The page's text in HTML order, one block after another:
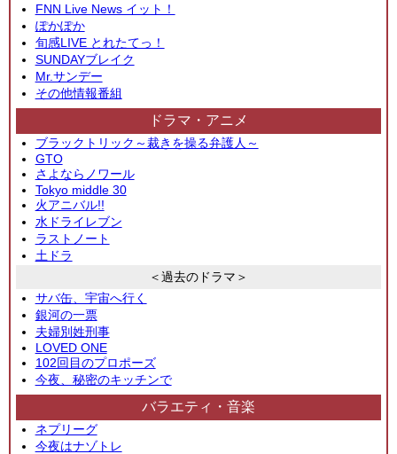
FNN Live News イット！
ぽかぽか
旬感LIVE とれたてっ！
SUNDAYブレイク
Mr.サンデー
その他情報番組
ドラマ・アニメ
ブラックトリック～裁きを操る弁護人～
GTO
さよならノワール
Tokyo middle 30
火アニバル!!
水ドライレブン
ラストノート
土ドラ
＜過去のドラマ＞
サバ缶、宇宙へ行く
銀河の一票
夫婦別姓刑事
LOVED ONE
102回目のプロポーズ
今夜、秘密のキッチンで
バラエティ・音楽
ネプリーグ
今夜はナゾトレ